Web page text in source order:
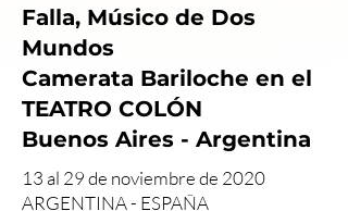
Falla, Músico de Dos
Mundos
Camerata Bariloche en el
TEATRO COLÓN
Buenos Aires - Argentina
13 al 29 de noviembre de 2020
ARGENTINA - ESPAÑA